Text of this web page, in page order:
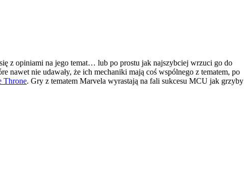
z opiniami na jego temat… lub po prostu jak najszybciej wrzuci go do
nawet nie udawały, że ich mechaniki mają coś wspólnego z tematem, po
Throne. Gry z tematem Marvela wyrastają na fali sukcesu MCU jak grzyby